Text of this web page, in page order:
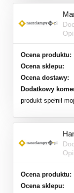
Ocena produktu:
Ocena sklepu:
Ocena dostawy:
Dodatkowy
produkt spełnił
Ocena produktu:
Ocena sklepu: